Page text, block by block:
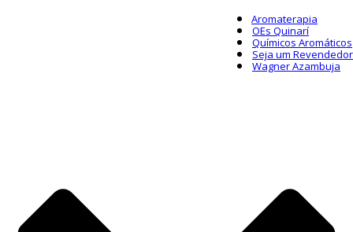
Aromaterapia
OEs Quinarí
Químicos Aromáticos
Seja um Revendedor
Wagner Azambuja